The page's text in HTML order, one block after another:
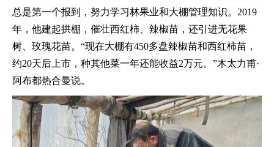
总是第一个报到，努力学习林果业和大棚管理知识。 2019
年，他建起拱棚，催壮西红柿、辣椒苗，还引进无花果
树、玫瑰花苗。“现在大棚有450多盘辣椒苗和西红柿苗，
约20天后上市，种其他菜一年还能收益2万元。”木太力甫·
阿布都热合曼说。